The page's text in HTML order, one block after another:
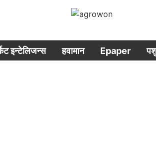
इन्टेलिजन्स हवामान Epaper